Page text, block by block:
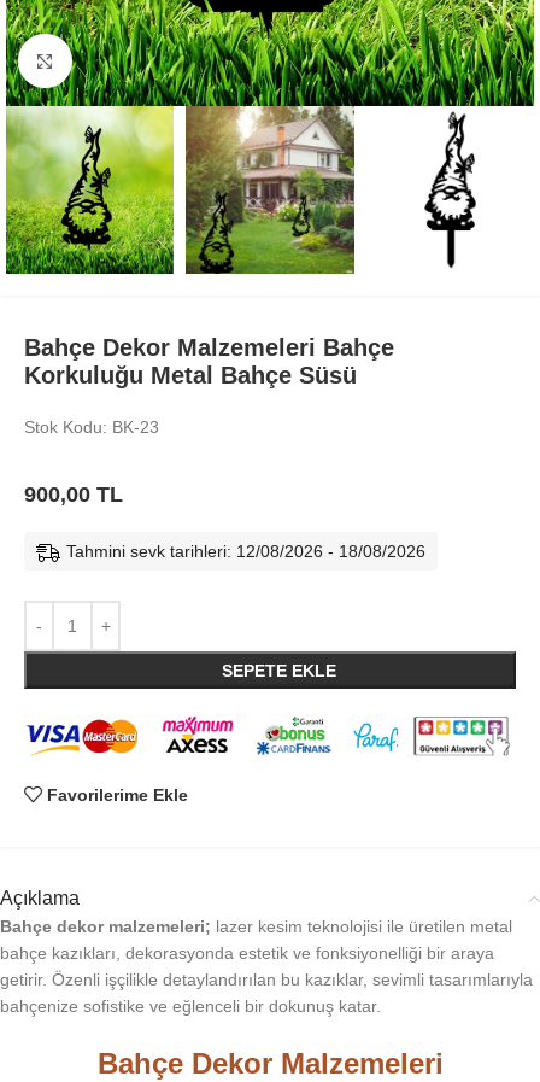
Büyüt
Bahçe Dekor Malzemeleri Bahçe
Korkuluğu Metal Bahçe Süsü
Stok Kodu: BK-23
900,00 TL
Tahmini sevk tarihleri: 12/08/2026 - 18/08/2026
SEPETE EKLE
Favorilerime Ekle
Açıklama
Bahçe dekor malzemeleri; lazer kesim teknolojisi ile üretilen metal
bahçe kazıkları, dekorasyonda estetik ve fonksiyonelliği bir araya
getirir. Özenli işçilikle detaylandırılan bu kazıklar, sevimli tasarımlarıyla
bahçenize sofistike ve eğlenceli bir dokunuş katar.
Bahçe Dekor Malzemeleri